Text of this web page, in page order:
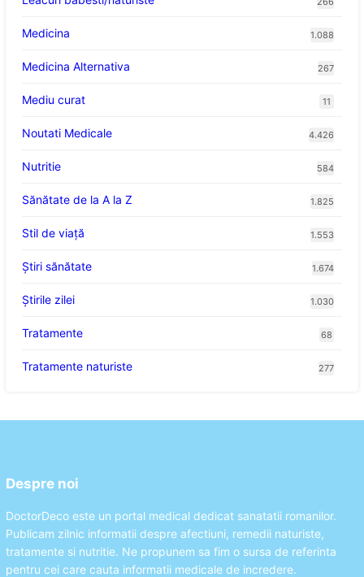
Medicina 1.088
Medicina Alternativa 267
Mediu curat 11
Noutati Medicale 4.426
Nutritie 584
Sănătate de la A la Z 1.825
Stil de viaţă 1.553
Ştiri sănătate 1.674
Știrile zilei 1.030
Tratamente 68
Tratamente naturiste 277
Despre noi
DoctorDeco este un portal medical dedicat sanatatii romanilor.
Publicam zilnic informatii despre afectiuni, remedii naturiste,
tratamente si nutritie. Ne propunem sa fim o sursa de referinta
pentru cei care cauta informatii medicale de incredere.